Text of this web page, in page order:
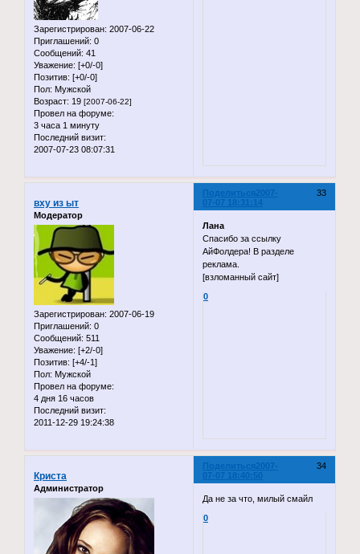
Зарегистрирован: 2007-06-22
Приглашений: 0
Сообщений: 41
Уважение: [+0/-0]
Позитив: [+0/-0]
Пол: Мужской
Возраст: 19 [2007-06-22]
Провел на форуме:
3 часа 1 минуту
Последний визит:
2007-07-23 08:07:31
Поделиться 33
2007-
07-07 18:31:14
вху из ыт
Модератор
Зарегистрирован: 2007-06-19
Приглашений: 0
Сообщений: 511
Уважение: [+2/-0]
Позитив: [+4/-1]
Пол: Мужской
Провел на форуме:
4 дня 16 часов
Последний визит:
2011-12-29 19:24:38
Лана
Спасибо за ссылку
АйФолдера! В разделе
реклама.
[взломанный сайт]
0
Поделиться 34
2007-
07-07 18:40:50
Криста
Администратор
Да не за что, милый смайл
0